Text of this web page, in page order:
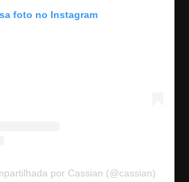
foto no Instagram
por Cassian (@cassian)